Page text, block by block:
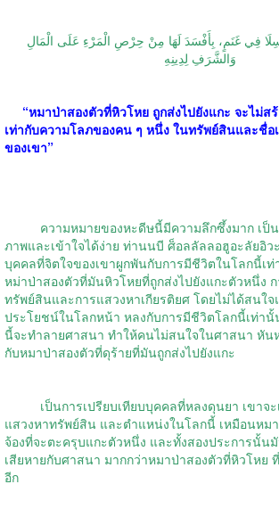
فِي غَنَمٍ، بِأَفْسَدَ لَهَا مِنْ حِرْصِ الْمَرْءِ عَلَى الْمَالِ
وَالشَّرَفِ لِدِينِهِ
“หมาป่าสองตัวที่หิวโหย ถูกส่งไปยังแกะ จะไม่ส
เท่ากับความโลภของคน ๆ หนึ่ง ในทรัพย์สินและชื่อ
ของเขา”
ความหมายของหะดีษนี้มีความลึกซึ้งมาก เป็นก
ภาพและเข้าใจได้ง่าย ท่านนบี ศ็อลลัลลอฮูอะลัยอิว
บุคคลที่จิตใจของเขาผูกพันกับการมีชีวิตในโลกนี้เท่
หม่าป่าสองตัวที่มันหิวโหยที่ถูกส่งไปยังแกะตัวหนึ่ง
ทรัพย์สินและการแสวงหาเกียรติยศ โดยไม่ได้สนใจ
ประโยชน์ในโลกหน้า หลงกับการมีชีวิตโลกนี้เท่า
นี้จะทำลายศาสนา ทำให้คนไม่สนใจในศาสนา หัน
กับหมาป่าสองตัวที่ดุร้ายที่มันถูกส่งไปยังแกะ
เป็นการเปรียบเทียบบุคคลที่หลงดุนยา เขาจะ
แสวงหาทรัพย์สิน และตำแหน่งในโลกนี้ เหมือนหม
จ้องที่จะตะครุบแกะตัวหนึ่ง และทั้งสองประการนั้น
เสียหายกับศาสนา มากกว่าหมาป่าสองตัวที่หิวโหย
อีก